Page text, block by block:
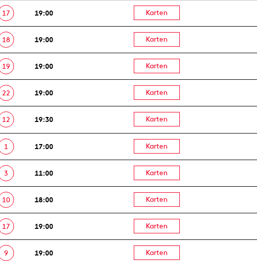
17 19:00 Karten
18 19:00 Karten
19 19:00 Karten
22 19:00 Karten
12 19:30 Karten
1 17:00 Karten
3 11:00 Karten
10 18:00 Karten
17 19:00 Karten
9 19:00 Karten